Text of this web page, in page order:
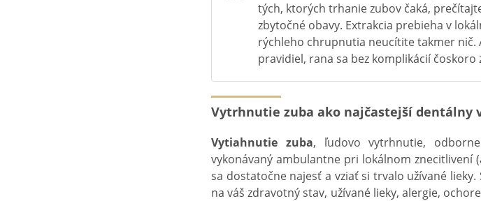
tých, ktorých trhanie zubov čaká,
zbytočné obavy. Extrakcia prebieha v
rýchleho chrupnutia neucítite takmer nič.
pravidiel, rana sa bez komplikácií čoskoro
Vytrhnutie zuba ako najčastejší dentálny
Vytiahnutie zuba, ľudovo vytrhnutie,
vykonávaný ambulantne pri lokálnom znecitlivení
sa dostatočne najesť a vziať si trvalo užívané
na váš zdravotný stav, užívané lieky, alergie,